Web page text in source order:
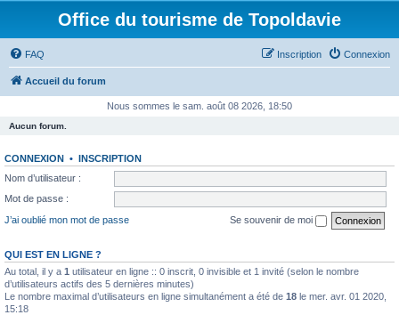
Office du tourisme de Topoldavie
FAQ Connexion
Inscription
Accueil du forum
Nous sommes le sam. août 08 2026, 18:50
Aucun forum.
CONNEXION • INSCRIPTION
Nom d’utilisateur :
Mot de passe :
J’ai oublié mon mot de passe
Se souvenir de moi
QUI EST EN LIGNE ?
Au total, il y a 1 utilisateur en ligne :: 0 inscrit, 0 invisible et 1 invité (selon le nombre
d’utilisateurs actifs des 5 dernières minutes)
Le nombre maximal d’utilisateurs en ligne simultanément a été de 18 le mer. avr. 01 2020,
15:18